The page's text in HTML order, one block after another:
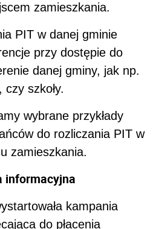
zamieszkania.
PIT w danej gminie
przy dostępie do
danej gminy, jak np.
czy szkoły.
wybrane przykłady
do rozliczania PIT w
zamieszkania.
informacyjna
kampania
do płacenia